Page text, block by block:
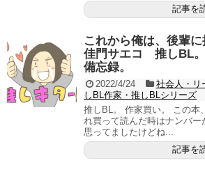
記事を
これから俺は、後輩
佳門サエコ 推しBL
備忘録。
2022/4/24 社会人・リ
しBL作家・推しBLシリーズ
推しBL。 作家買い。 この本
れ買って読んだ時はナンバー
思ってましたけどね...
記事を